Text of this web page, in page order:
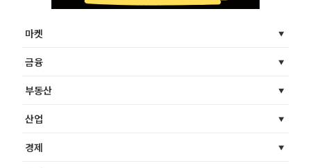
마켓
금융
부동산
산업
경제